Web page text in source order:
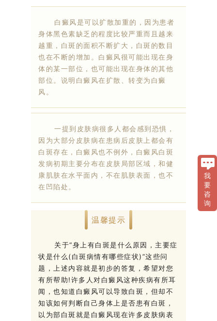
白癜风是可以扩散加重的，因为患者
身体黑色素缺乏的程度比较严重而且越来
越重，白斑的面积不断扩大，白斑的数目
也在不断的增加。白癜风很可能出现在身
体的某一部位，也可能出现在身体的其他
部位。说明白癜风在扩散、转变为白癜
风。
一提到皮肤病很多人都会感到恐惧，
因为大部分皮肤病在患病后皮肤上都会有
白斑存在，白癜风也不例外，白癜风白斑
发病初期主要分布在皮肤局部区域，和健
康肌肤在水平面内，不在肌肤表面，也不
在凹陷处。
温馨提示
关于“身上有白斑是什么原因，主要症
状是什么(白斑病情有哪些症状)”这些问
题，上述内容就是初步的答复，希望对您
有所帮助!许多人对白癜风这种疾病有所耳
闻，也知道白癜风可以导致白斑，但却不
知该如何判断自己身体上是否患有白斑，
以为部白斑就是白癜风现在许多皮肤病表
我
要
咨
询